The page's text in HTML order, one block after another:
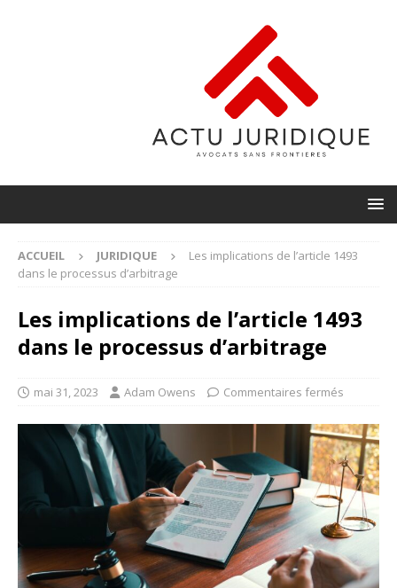
ACCUEIL JURIDIQUE
Les implications de l’article 1493
dans le processus d’arbitrage
Les implications de l’article 1493
dans le processus d’arbitrage
mai 31, 2023 Adam Owens Commentaires fermés